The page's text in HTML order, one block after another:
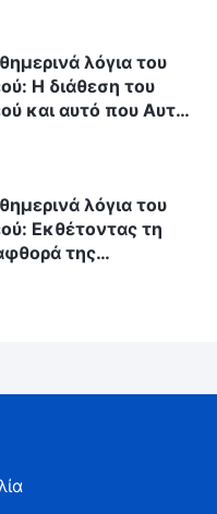
λόγια του
Η διάθεση του
και αυτό που Αυτός
λόγια του
Εκθέτοντας τη
της